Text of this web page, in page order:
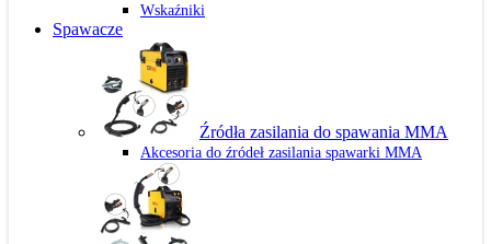
Wskaźniki
Spawacze
Źródła zasilania do spawania MMA
Akcesoria do źródeł zasilania spawarki MMA